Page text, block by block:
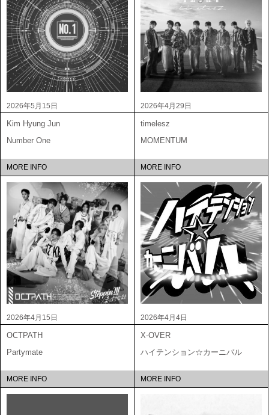
2026年5月15日
Kim Hyung Jun
Number One
MORE INFO
2026年4月29日
timelesz
MOMENTUM
MORE INFO
2026年4月15日
OCTPATH
Partymate
MORE INFO
2026年4月4日
X-OVER
ハイテンション☆カーニバル
MORE INFO